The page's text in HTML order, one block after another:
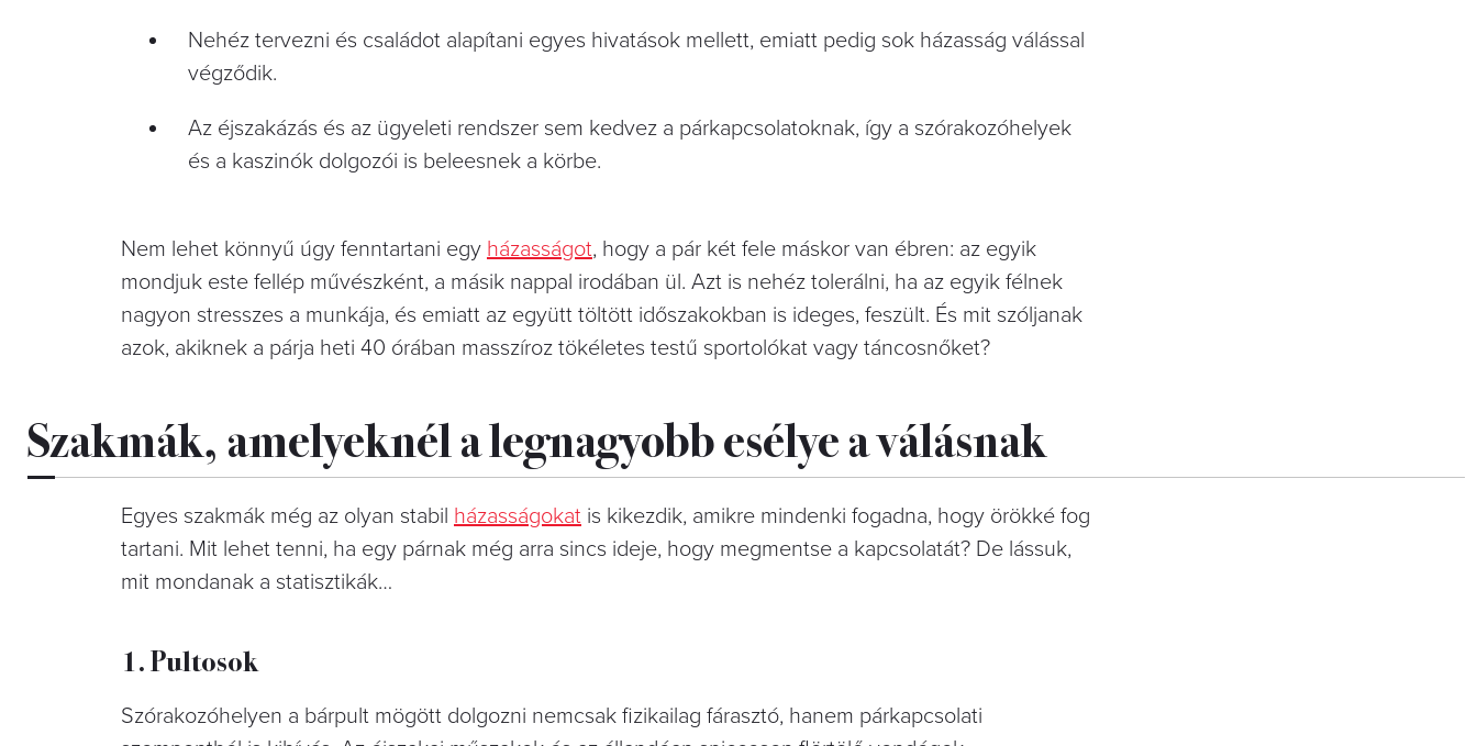
Nehéz tervezni és családot alapítani egyes hivatások mellett, emiatt pedig sok házasság válással
végződik.
Az éjszakázás és az ügyeleti rendszer sem kedvez a párkapcsolatoknak, így a szórakozóhelyek
és a kaszinók dolgozói is beleesnek a körbe.
Nem lehet könnyű úgy fenntartani egy házasságot, hogy a pár két fele máskor van ébren: az egyik
mondjuk este fellép művészként, a másik nappal irodában ül. Azt is nehéz tolerálni, ha az egyik félnek
nagyon stresszes a munkája, és emiatt az együtt töltött időszakokban is ideges, feszült. És mit szóljanak
azok, akiknek a párja heti 40 órában masszíroz tökéletes testű sportolókat vagy táncosnőket?
Szakmák, amelyeknél a legnagyobb esélye a válásnak
Egyes szakmák még az olyan stabil házasságokat is kikezdik, amikre mindenki fogadna, hogy örökké fog
tartani. Mit lehet tenni, ha egy párnak még arra sincs ideje, hogy megmentse a kapcsolatát? De lássuk,
mit mondanak a statisztikák…
1. Pultosok
Szórakozóhelyen a bárpult mögött dolgozni nemcsak fizikailag fárasztó, hanem párkapcsolati